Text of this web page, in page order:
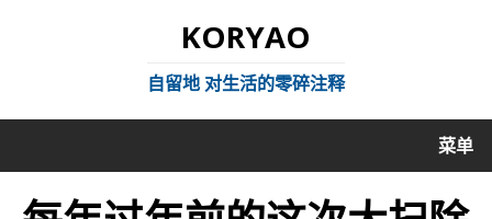
KORYAO
自留地 对生活的零碎注释
菜单